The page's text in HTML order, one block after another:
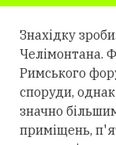
Знахідку
Челімонтана.
Римського
споруди,
значно
приміщень,